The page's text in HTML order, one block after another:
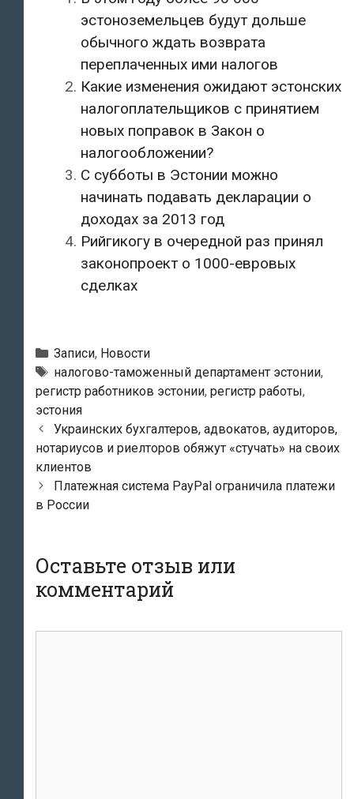
эстоноземельцев будут дольше
обычного ждать возврата
переплаченных ими налогов
Какие изменения ожидают эстонских
налогоплательщиков с принятием
новых поправок в Закон о
налогообложении?
С субботы в Эстонии можно
начинать подавать декларации о
доходах за 2013 год
Рийгикогу в очередной раз принял
законопроект о 1000-евровых
сделках
Рубрики
Записи, Новости
Метки
налогово-таможенный департамент эстонии,
регистр работников эстонии, регистр работы,
эстония
Навигация
по
записям
Украинских бухгалтеров, адвокатов, аудиторов,
нотариусов и риелторов обяжут «стучать» на своих
клиентов
Платежная система PayPal ограничила платежи
в России
Оставьте отзыв или
комментарий